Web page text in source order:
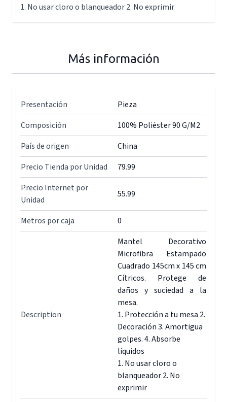
1. No usar cloro o blanqueador 2. No exprimir
Más información
Presentación
Pieza
Composición
100% Poliéster 90 G/M2
País de origen
China
Precio Tienda por Unidad
79.99
Precio Internet por
Unidad
55.99
Metros por caja 0
Description
Mantel Decorativo
Microfibra Estampado
Cuadrado 145cm x 145 cm
Cítricos. Protege de
daños y suciedad a la
mesa.
1. Protección a tu mesa 2.
Decoración 3. Amortigua
golpes. 4. Absorbe
líquidos
1. No usar cloro o
blanqueador 2. No
exprimir